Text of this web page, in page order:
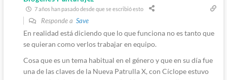
7 años han pasado desde que se escribió esto
Responde a Save
En realidad está diciendo que lo que funciona no es tanto que
se quieran como verlos trabajar en equipo.
Cosa que es un tema habitual en el género y que en su día fue
una de las claves de la Nueva Patrulla X, con Cíclope estuvo